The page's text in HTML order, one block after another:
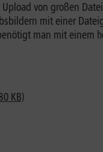
von großen
mit einer
man mit einem
KB)